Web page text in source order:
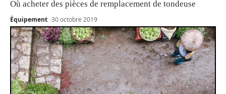
Où acheter des pièces de remplacement de tondeuse
Équipement 30 octobre 2019